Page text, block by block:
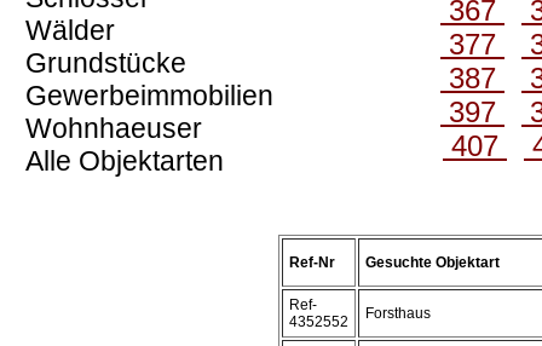
Wälder
Grundstücke
Gewerbeimmobilien
Wohnhaeuser
Alle Objektarten
367
377
387
397
407
Ref-Nr Gesuchte Objektart
Ref-
4352552
Forsthaus